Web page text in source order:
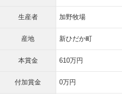
生産者 加野牧場
産地 新ひだか町
本賞金 610万円
付加賞金 0万円